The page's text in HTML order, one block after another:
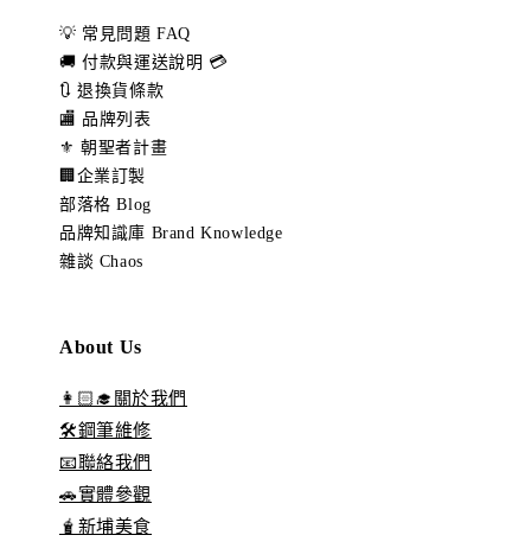
💡 常見問題 FAQ
🚚 付款與運送說明 💳
🔃 退換貨條款
🏬 品牌列表
⚜️ 朝聖者計畫
🏢企業訂製
部落格 Blog
品牌知識庫 Brand Knowledge
雜談 Chaos
About Us
👩🏻‍🎓關於我們
🛠️鋼筆維修
📧聯絡我們
🚗實體參觀
🧋新埔美食